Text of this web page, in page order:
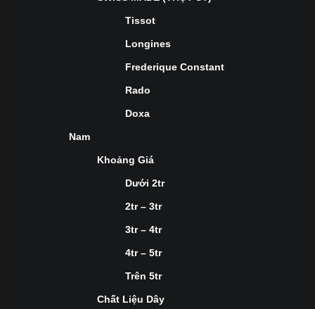
Tissot
Longines
Frederique Constant
Rado
Doxa
Nam
Khoảng Giá
Dưới 2tr
2tr – 3tr
3tr – 4tr
4tr – 5tr
Trên 5tr
Chất Liệu Dây